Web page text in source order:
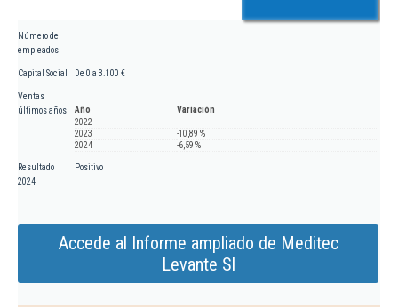
Número de
empleados
Capital Social De 0 a 3.100 €
Ventas
últimos años
Año
Variación
2022
2023
-10,89 %
2024
-6,59 %
Resultado
2024
Positivo
Accede al Informe ampliado de Meditec
Levante Sl